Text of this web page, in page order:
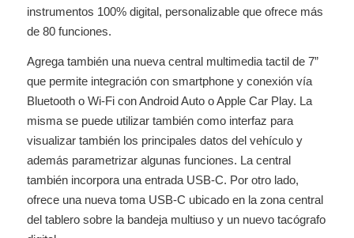
instrumentos 100% digital, personalizable que ofrece más
de 80 funciones.
Agrega también una nueva central multimedia tactil de 7”
que permite integración con smartphone y conexión vía
Bluetooth o Wi-Fi con Android Auto o Apple Car Play. La
misma se puede utilizar también como interfaz para
visualizar también los principales datos del vehículo y
además parametrizar algunas funciones. La central
también incorpora una entrada USB-C. Por otro lado,
ofrece una nueva toma USB-C ubicado en la zona central
del tablero sobre la bandeja multiuso y un nuevo tacógrafo